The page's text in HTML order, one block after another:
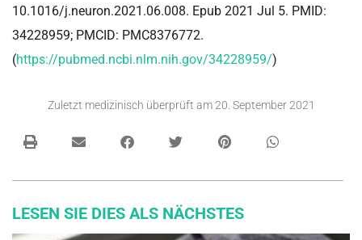
10.1016/j.neuron.2021.06.008. Epub 2021 Jul 5. PMID:
34228959; PMCID: PMC8376772.
(https://pubmed.ncbi.nlm.nih.gov/34228959/)
Zuletzt medizinisch überprüft am20. September 2021
LESEN SIE DIES ALS NÄCHSTES